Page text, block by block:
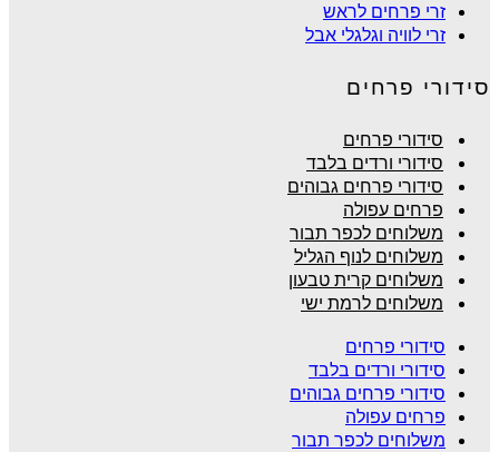
זרי פרחים לראש
זרי לוויה וגלגלי אבל
סידורי פרחים
סידורי פרחים
סידורי ורדים בלבד
סידורי פרחים גבוהים
פרחים עפולה
משלוחים לכפר תבור
משלוחים לנוף הגליל
משלוחים קרית טבעון
משלוחים לרמת ישי
סידורי פרחים
סידורי ורדים בלבד
סידורי פרחים גבוהים
פרחים עפולה
משלוחים לכפר תבור